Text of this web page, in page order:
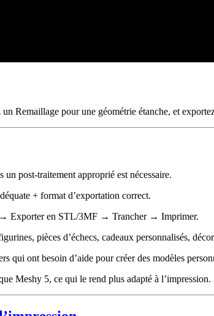
Remaillage pour une géométrie étanche, et
post-traitement approprié est nécessaire.
+ format d’exportation correct.
Exporter en STL/3MF → Trancher → Imprimer.
pièces d’échecs, cadeaux personnalisés,
ont besoin d’aide pour créer des modèles
Meshy 5, ce qui le rend plus adapté à l’impression.